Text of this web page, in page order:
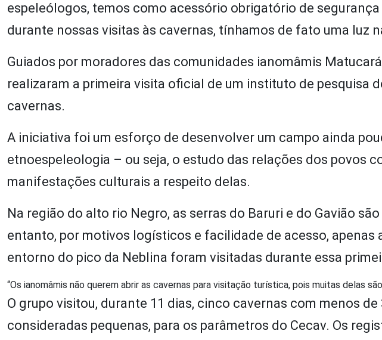
espeleólogos, temos como acessório obrigatório de
durante nossas visitas às cavernas, tínhamos de fato uma luz
Guiados por moradores das comunidades ianomâmis
realizaram a primeira visita oficial de um instituto de pesquisa
cavernas.
A iniciativa foi um esforço de desenvolver um campo ainda
etnoespeleologia – ou seja, o estudo das relações dos povos
manifestações culturais a respeito delas.
Na região do alto rio Negro, as serras do Baruri e do Gavião
entanto, por motivos logísticos e facilidade de acesso, apenas
entorno do pico da Neblina foram visitadas durante essa
“Os ianomâmis não querem abrir as cavernas para visitação turística, pois muitas delas
O grupo visitou, durante 11 dias, cinco cavernas com menos
consideradas pequenas, para os parâmetros do Cecav. Os